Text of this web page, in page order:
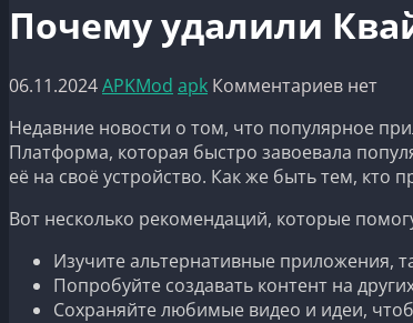
Почему удалили
06.11.2024APKMod apk Комментариев нет
Недавние новости о том, что популярное
Платформа, которая быстро завоевала
её на своё устройство. Как же быть тем, кто
Вот несколько рекомендаций, которые
Изучите альтернативные приложения,
Попробуйте создавать контент на
Сохраняйте любимые видео и идеи,